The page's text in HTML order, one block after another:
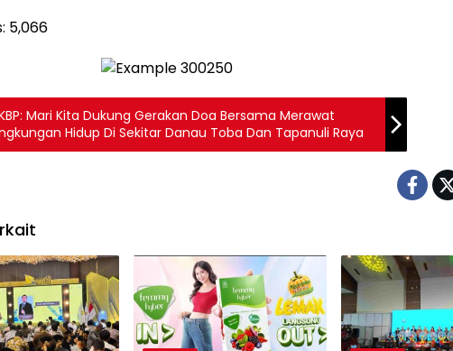
5,066
Mari Kita Dukung Gerakan Doa Bersama Merawat
Hidup Di Sekitar Danau Toba Dan Tapanuli Raya